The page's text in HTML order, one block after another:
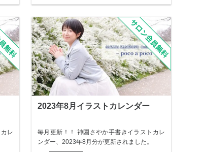
レ
2023年8月イラストカレンダー
毎月更新！！ 神園さやか手書きイラストカレ
ンダー、2023年8月分が更新されました。